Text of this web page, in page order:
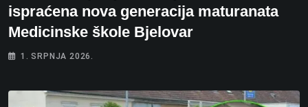
ispraćena nova generacija maturanata
Medicinske škole Bjelovar
1. SRPNJA 2026.